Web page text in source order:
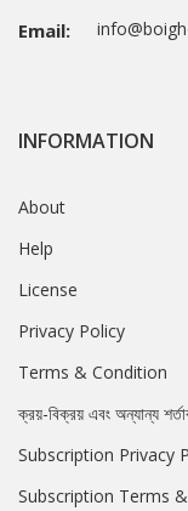
Email:
INFORMATION
About
Help
License
Privacy Policy
Terms & Condition
ক্রয়-বিক্রয় এবং অন্যান্য
Subscription Privacy
Subscription Terms